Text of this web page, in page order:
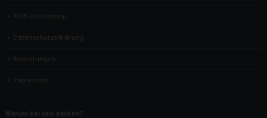
AGB Onlineshop
Datenschutzerklärung
Bewertungen
Impressum
Warum bei uns kaufen?